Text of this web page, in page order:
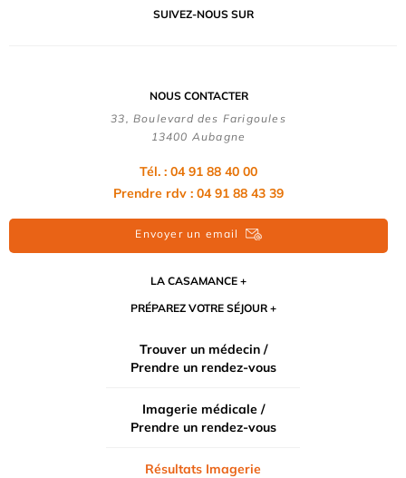
SUIVEZ-NOUS SUR
NOUS CONTACTER
33, Boulevard des Farigoules
13400 Aubagne
Tél. : 04 91 88 40 00
Prendre rdv : 04 91 88 43 39
Envoyer un email
LA CASAMANCE
PRÉPAREZ VOTRE SÉJOUR
Trouver un médecin /
Prendre un rendez-vous
Imagerie médicale /
Prendre un rendez-vous
Résultats Imagerie